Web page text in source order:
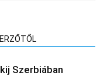
Szerbiában